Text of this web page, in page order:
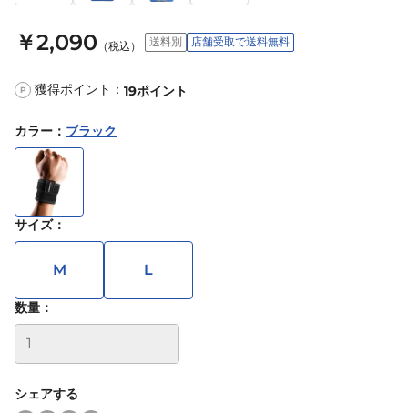
￥2,090 （税込） 送料別 店舗受取で送料無料
P 獲得ポイント： 19ポイント
カラー ： ブラック
サイズ：
M L
数量：
シェアする